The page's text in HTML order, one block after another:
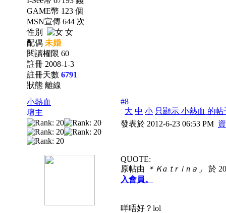
GAME幣 123 個
MSN宣傳 644 次
性別
女
配偶 未婚
閱讀權限 60
註冊 2008-1-3
註冊天數 6791
狀態 離線
小熱血
壇主
#8
大 中 小 只顯示 小熱血 的帖
發表於 2012-6-23 06:53 PM
QUOTE:
原帖由
＊Ｋaｔrｉnａ」
於
入會員。
咩唔好？lol